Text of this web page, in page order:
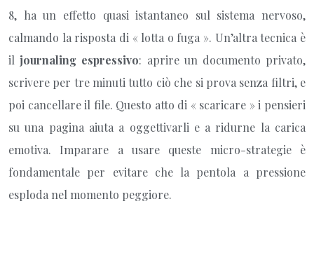
8, ha un effetto quasi istantaneo sul sistema nervoso,
calmando la risposta di « lotta o fuga ». Un’altra tecnica è
iljournaling espressivo: aprire un documento privato,
scrivere per tre minuti tutto ciò che si prova senza filtri, e
poi cancellare il file. Questo atto di « scaricare » i pensieri
su una pagina aiuta a oggettivarli e a ridurne la carica
emotiva. Imparare a usare queste micro-strategie è
fondamentale per evitare che la pentola a pressione
esploda nel momento peggiore.